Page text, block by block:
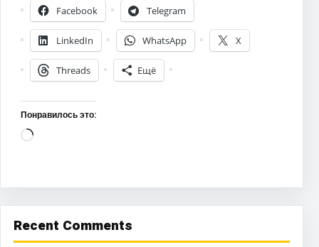
Facebook
Telegram
LinkedIn WhatsApp X
Threads Ещё
Понравилось это:
Загрузка…
Recent Comments